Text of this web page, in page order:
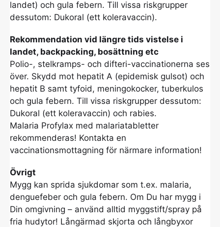
landet) och gula febern. Till vissa riskgrupper
dessutom: Dukoral (ett koleravaccin).
Rekommendation vid längre tids vistelse i
landet, backpacking, bosättning etc
Polio-, stelkramps- och difteri-vaccinationerna ses
över. Skydd mot hepatit A (epidemisk gulsot) och
hepatit B samt tyfoid, meningokocker, tuberkulos
och gula febern. Till vissa riskgrupper dessutom:
Dukoral (ett koleravaccin) och rabies.
Malaria Profylax med malariatabletter
rekommenderas! Kontakta en
vaccinationsmottagning för närmare information!
Övrigt
Mygg kan sprida sjukdomar som t.ex. malaria,
denguefeber och gula febern. Om Du har mygg i
Din omgivning – använd alltid myggstift/spray på
fria hudytor! Långärmad skjorta och långbyxor